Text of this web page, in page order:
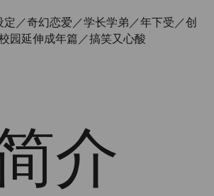
／奇幻恋爱／学长学弟／年下受／创
园延伸成年篇／搞笑又心酸
介